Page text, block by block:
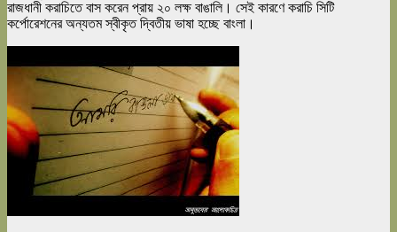
রাজধানী করাচিতে বাস করেন প্রায় ২০ লক্ষ বাঙালি। সেই কারণে করাচি সিটি
কর্পোরেশনের অন্যতম স্বীকৃত দ্বিতীয় ভাষা হচ্ছে বাংলা ।